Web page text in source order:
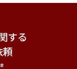
する
頼